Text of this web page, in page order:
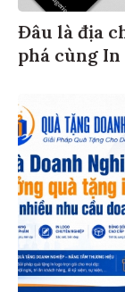
Đâu là địa
phá cùng